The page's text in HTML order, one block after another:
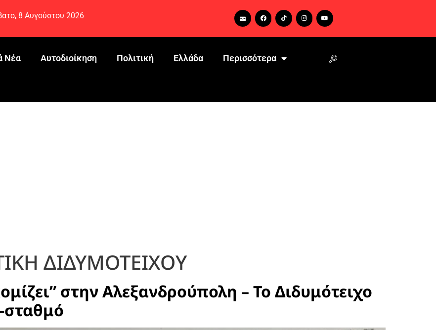
8 Αυγούστου 2026
Νέα Αυτοδιοίκηση Πολιτική Ελλάδα Περισσότερα
ΔΙΔΥΜΟΤΕΙΧΟΥ
στην Αλεξανδρούπολη – Το Διδυμότειχο
σταθμό